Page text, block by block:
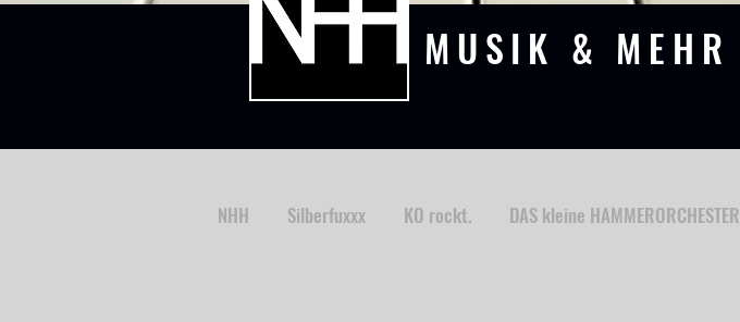
MUSIK & MEHR
NHH Silberfuxxx KO rockt. DAS kleine HAMMERORCHESTER